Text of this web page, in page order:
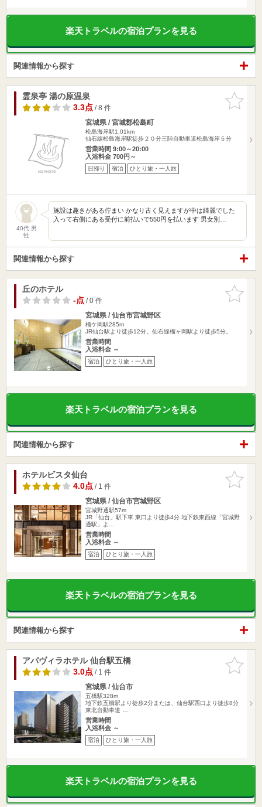
楽天トラベルの宿泊プランを見る
関連情報から探す
お気に入
りに追加
霊泉亭 湯の原温泉
3.3点/ 8 件
宮城県 / 宮城郡松島町
松島海岸駅1.01km
仙石線松島海岸駅徒歩２０分三陸自動車道松島海岸５分
営業時間 9:00～20:00
入浴料金 700円～
日帰り 宿泊 ひとり旅・一人旅
40代 男
性
施設は趣きがある佇まい かなり古く見えますが中は綺麗でした
入って右側にある受付に前払いで550円を払います 男女別…
関連情報から探す
お気に入
りに追加
丘のホテル
-点/ 0 件
宮城県 / 仙台市宮城野区
榴ケ岡駅285m
JR仙台駅より徒歩12分。仙石線榴ヶ岡駅より徒歩5分。
営業時間
入浴料金 ～
宿泊 ひとり旅・一人旅
楽天トラベルの宿泊プランを見る
関連情報から探す
お気に入
りに追加
ホテルビスタ仙台
4.0点/ 1 件
宮城県 / 仙台市宮城野区
宮城野通駅57m
JR「仙台」駅下車 東口より徒歩4分 地下鉄東西線「宮城野
通駅」よ…
営業時間
入浴料金 ～
宿泊 ひとり旅・一人旅
楽天トラベルの宿泊プランを見る
関連情報から探す
お気に入
りに追加
アパヴィラホテル 仙台駅五橋
3.0点/ 1 件
宮城県 / 仙台市
五橋駅328m
地下鉄五橋駅より徒歩2分または、仙台駅西口より徒歩8分
東北自動車道 …
営業時間
入浴料金 ～
宿泊 ひとり旅・一人旅
楽天トラベルの宿泊プランを見る